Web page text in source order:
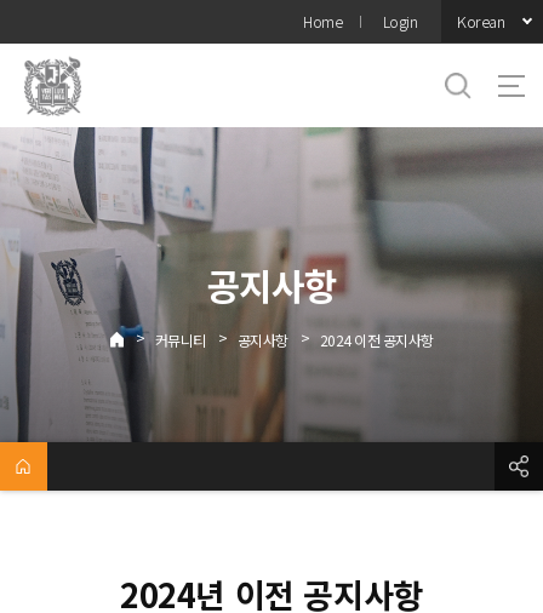
메뉴
Home Login Korean
공지사항
> 커뮤니티 > 공지사항 > 2024 이전 공지사항
2024년 이전 공지사항